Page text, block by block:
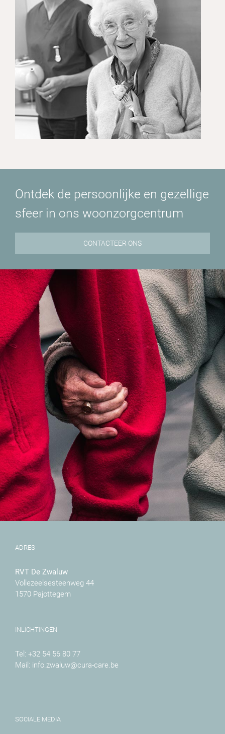
Ontdek de persoonlijke en gezellige
sfeer in ons woonzorgcentrum
CONTACTEER ONS
ADRES
RVT De Zwaluw
Vollezeelsesteenweg 44
1570 Pajottegem
INLICHTINGEN
Tel: +32 54 56 80 77
Mail: info.zwaluw@cura-care.be
SOCIALE MEDIA